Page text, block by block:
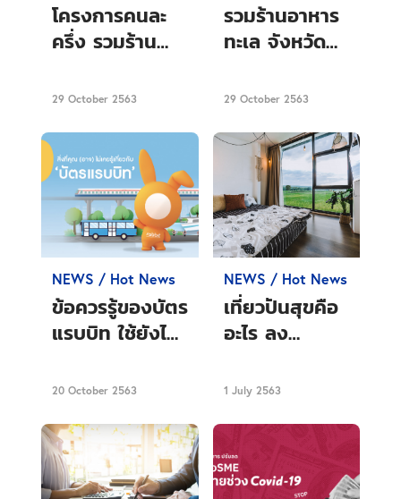
โครงการคนละ
ครึ่ง รวมร้าน
กรุงเทพฯ แบบ
29 October 2563
รวมร้านอาหาร
ทะเล จังหวัด
โครงการคนละ
29 October 2563
NEWS / Hot News
ข้อควรรู้ของบัตร
แรบบิท ใช้ยังไง
20 October 2563
NEWS / Hot News
เที่ยวปันสุขคือ
อะไร ลง
3,000 ยังไง
มีคำตอบ
1 July 2563